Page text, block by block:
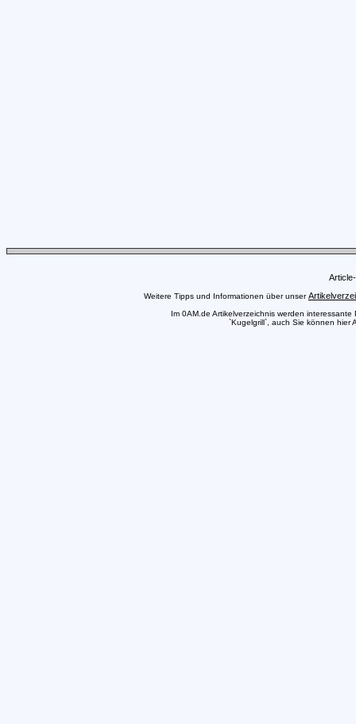
Weitere Tipps und Informationen über unser
Im 0AM.de Artikelverzeichnis werden
`Kugelgrill`, auch Sie können hier